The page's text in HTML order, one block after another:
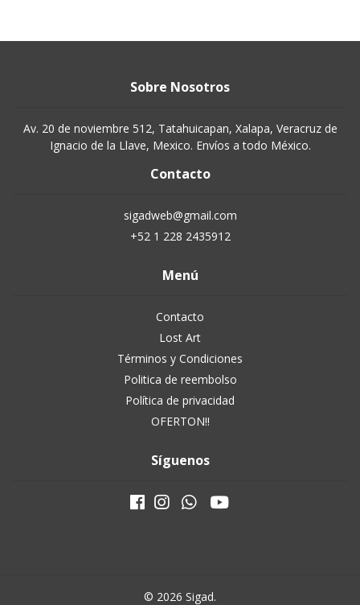
Sobre Nosotros
Av. 20 de noviembre 512, Tatahuicapan, Xalapa, Veracruz de
Ignacio de la Llave, Mexico. Envíos a todo México.
Contacto
sigadweb@gmail.com
+52 1 228 2435912
Menú
Contacto
Lost Art
Términos y Condiciones
Politica de reembolso
Política de privacidad
OFERTON!!
Síguenos
© 2026 Sigad.